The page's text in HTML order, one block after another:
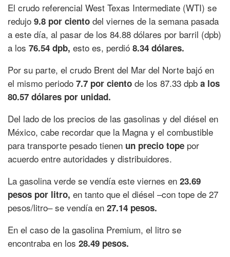
El crudo referencial West Texas Intermediate (WTI) se
redujo 9.8 por ciento del viernes de la semana pasada
a este día, al pasar de los 84.88 dólares por barril (dpb)
a los 76.54 dpb, esto es, perdió 8.34 dólares.
Por su parte, el crudo Brent del Mar del Norte bajó en
el mismo periodo 7.7 por ciento de los 87.33 dpb a los
80.57 dólares por unidad.
Del lado de los precios de las gasolinas y del diésel en
México, cabe recordar que la Magna y el combustible
para transporte pesado tienen un precio tope por
acuerdo entre autoridades y distribuidores.
La gasolina verde se vendía este viernes en 23.69
pesos por litro, en tanto que el diésel –con tope de 27
pesos/litro– se vendía en 27.14 pesos.
En el caso de la gasolina Premium, el litro se
encontraba en los 28.49 pesos.